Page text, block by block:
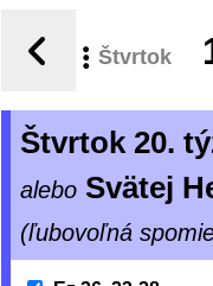
Štvrtok
Štvrtok 20.
alebo Svätej
(ľubovoľná